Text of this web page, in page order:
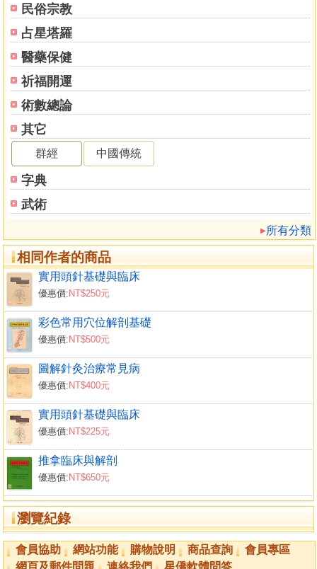
民俗宗教
占星塔羅
醫藥保健
祈福開運
術數總論
其它
群經 中國傳統
字典
武術
所有分類
相同作者的商品
實用頭針基礎與臨床
優惠價: NT$250元
彩色常用穴位解剖基礎
優惠價: NT$500元
圖解針灸治療常見病
優惠價: NT$400元
實用頭針基礎與臨床
優惠價: NT$225元
推拿臨床與解剖
優惠價: NT$650元
瀏覽紀錄
會員協助 網站功能 購物說明 商品查詢
會員專區